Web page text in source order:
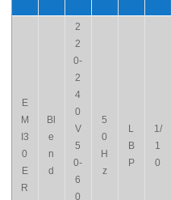
E
M
I3
0
E
R
Bl
e
n
d
2
2
0-
2
4
0
V
5
0-
6
0
5
0
H
z
L
B
P
1/
1
0